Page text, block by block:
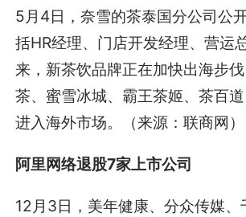
5月4日，奈雪的茶泰国分公司公
括HR经理、门店开发经理、营运
来，新茶饮品牌正在加快出海步
茶、蜜雪冰城、霸王茶姬、茶百
进入海外市场。（来源：联商网）
阿里网络退股7家上市公司
12月3日，美年健康、分众传媒、